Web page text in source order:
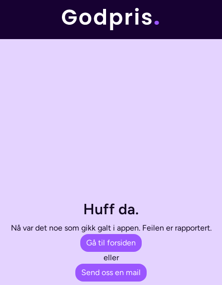
Huff da.
Nå var det noe som gikk galt i appen. Feilen er rapportert.
Gå til forsiden
eller
Send oss en mail